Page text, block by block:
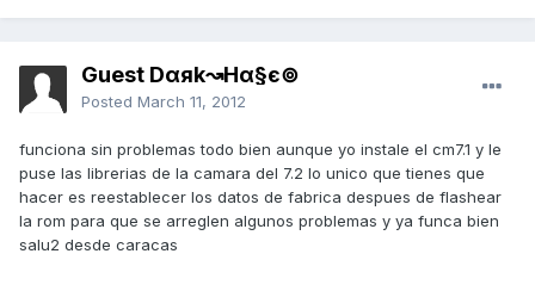
Guest Dαяk↝Hα§є⊚
Posted March 11, 2012
funciona sin problemas todo bien aunque yo instale el cm7.1 y le
puse las librerias de la camara del 7.2 lo unico que tienes que
hacer es reestablecer los datos de fabrica despues de flashear
la rom para que se arreglen algunos problemas y ya funca bien
salu2 desde caracas